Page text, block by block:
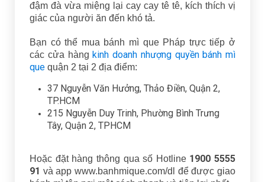
đậm đà vừa miệng lại cay cay tê tê, kích thích vị
giác của người ăn đến khó tả.
Bạn có thể mua bánh mì que Pháp trực tiếp ở
các cửa hàng kinh doanh nhượng quyền bánh mì
que quận 2 tại 2 địa điểm:
37 Nguyễn Văn Hưởng, Thảo Điền, Quận 2,
TP.HCM
215 Nguyễn Duy Trinh, Phường Bình Trưng
Tây, Quận 2, TPHCM
Hoặc đặt hàng thông qua số Hotline 1900 5555
91 và app www.banhmique.com/dl để được giao